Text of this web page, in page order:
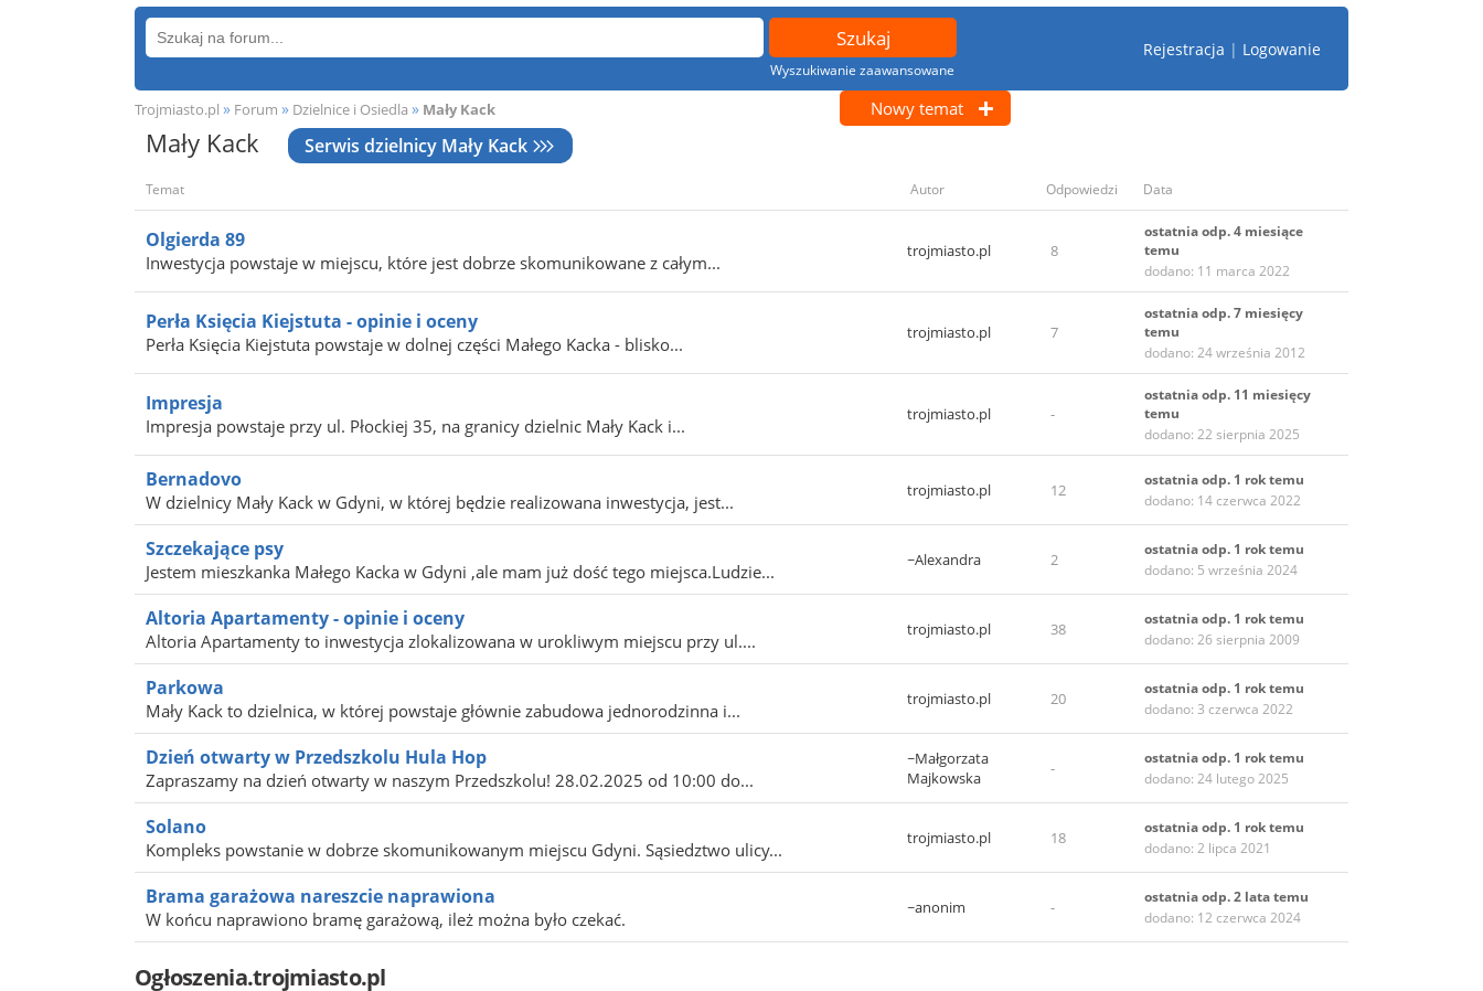
Wyszukiwanie zaawansowane
Rejestracja | Logowanie
Trojmiasto.pl » Forum » Dzielnice i Osiedla » Mały Kack Nowy temat
Mały Kack Serwis dzielnicy Mały Kack
Temat Autor Odpowiedzi Data
Olgierda 89
Inwestycja powstaje w miejscu, które jest dobrze skomunikowane z całym...
trojmiasto.pl 8
ostatnia odp. 4 miesiące
temu
dodano: 11 marca 2022
Perła Księcia Kiejstuta - opinie i oceny
Perła Księcia Kiejstuta powstaje w dolnej części Małego Kacka - blisko...
trojmiasto.pl 7
ostatnia odp. 7 miesięcy
temu
dodano: 24 września 2012
Impresja
Impresja powstaje przy ul. Płockiej 35, na granicy dzielnic Mały Kack i...
trojmiasto.pl -
ostatnia odp. 11 miesięcy
temu
dodano: 22 sierpnia 2025
Bernadovo
W dzielnicy Mały Kack w Gdyni, w której będzie realizowana inwestycja, jest...
trojmiasto.pl 12
ostatnia odp. 1 rok temu
dodano: 14 czerwca 2022
Szczekające psy
Jestem mieszkanka Małego Kacka w Gdyni ,ale mam już dość tego miejsca.Ludzie...
~Alexandra 2
ostatnia odp. 1 rok temu
dodano: 5 września 2024
Altoria Apartamenty - opinie i oceny
Altoria Apartamenty to inwestycja zlokalizowana w urokliwym miejscu przy ul....
trojmiasto.pl 38
ostatnia odp. 1 rok temu
dodano: 26 sierpnia 2009
Parkowa
Mały Kack to dzielnica, w której powstaje głównie zabudowa jednorodzinna i...
trojmiasto.pl 20
ostatnia odp. 1 rok temu
dodano: 3 czerwca 2022
Dzień otwarty w Przedszkolu Hula Hop
Zapraszamy na dzień otwarty w naszym Przedszkolu!️ 28.02.2025 od 10:00 do...
~Małgorzata
Majkowska
-
ostatnia odp. 1 rok temu
dodano: 24 lutego 2025
Solano
Kompleks powstanie w dobrze skomunikowanym miejscu Gdyni. Sąsiedztwo ulicy...
trojmiasto.pl 18
ostatnia odp. 1 rok temu
dodano: 2 lipca 2021
Brama garażowa nareszcie naprawiona
W końcu naprawiono bramę garażową, ileż można było czekać.
~anonim -
ostatnia odp. 2 lata temu
dodano: 12 czerwca 2024
Ogłoszenia.trojmiasto.pl